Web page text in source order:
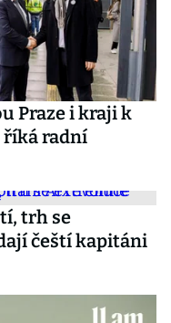
Praze i kraji k
říká radní
trh se
čeští kapitáni